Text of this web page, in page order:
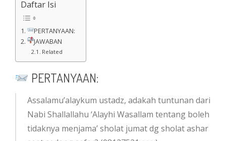
Daftar Isi
PERTANYAAN:
JAWABAN
Related
PERTANYAAN:
Assalamu’alaykum ustadz, adakah tuntunan dari
Nabi Shallallahu ‘Alayhi Wasallam tentang boleh
tidaknya menjama’ sholat jumat dg sholat ashar